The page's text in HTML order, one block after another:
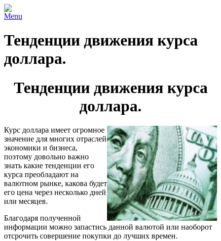
Menu
Тенденции движения курса
доллара.
Тенденции движения курса
доллара.
Курс доллара имеет огромное
значение для многих отраслей
экономики и бизнеса,
поэтому довольно важно
знать какие тенденции его
курса преобладают на
валютном рынке, какова будет
его цена через несколько дней
или месяцев.
Благодаря полученной
информации можно запастись данной валютой или наоборот
отсрочить совершение покупки до лучших времен.